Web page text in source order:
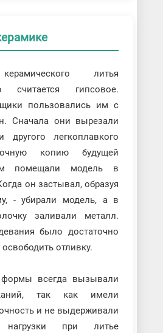
литья
считается гипсовое.
пользовались им с
Сначала они вырезали
легкоплавкого
копию будущей
помещали модель в
он застывал, образуя
- убирали модель, а в
заливали металл.
было достаточно
освободить отливку.
всегда вызывали
так как имели
и не выдерживали
нагрузки при литье